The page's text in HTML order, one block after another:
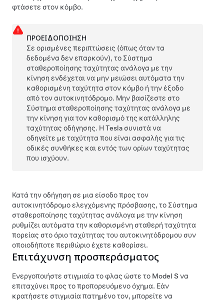
φτάσετε στον κόμβο.
ΠΡΟΕΙΔΟΠΟΊΗΣΗ
Σε ορισμένες περιπτώσεις (όπως όταν τα
δεδομένα δεν επαρκούν), το Σύστημα
σταθεροποίησης ταχύτητας ανάλογα με την
κίνηση ενδέχεται να μην μειώσει αυτόματα την
καθορισμένη ταχύτητα στον κόμβο ή την έξοδο
από τον αυτοκινητόδρομο. Μην βασίζεστε στο
Σύστημα σταθεροποίησης ταχύτητας ανάλογα με
την κίνηση για τον καθορισμό της κατάλληλης
ταχύτητας οδήγησης. Η Tesla συνιστά να
οδηγείτε με ταχύτητα που είναι ασφαλής για τις
οδικές συνθήκες και εντός των ορίων ταχύτητας
που ισχύουν.
Κατά την οδήγηση σε μια είσοδο προς τον
αυτοκινητόδρομο ελεγχόμενης πρόσβασης, το Σύστημα
σταθεροποίησης ταχύτητας ανάλογα με την κίνηση
ρυθμίζει αυτόματα την καθορισμένη σταθερή ταχύτητα
πορείας στο όριο ταχύτητας του αυτοκινητόδρομου συν
οποιοδήποτε περιθώριο έχετε καθορίσει.
Επιτάχυνση προσπεράσματος
Ενεργοποιήστε στιγμιαία το φλας ώστε το Model S να
επιταχύνει προς το προπορευόμενο όχημα. Εάν
κρατήσετε στιγμιαία πατημένο τον, μπορείτε να